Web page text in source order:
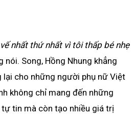
nhất thứ nhất vì tôi thấp bé nhẹ
nói. Song, Hồng Nhung khẳng
cho những người phụ nữ Việt
không chỉ mang đến những
tin mà còn tạo nhiều giá trị